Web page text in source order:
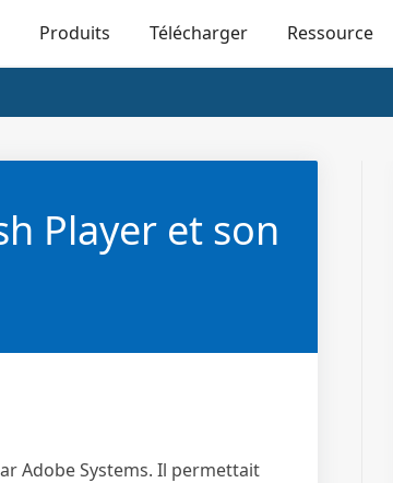
Produits Télécharger Ressource
Player et son
Adobe Systems. Il permettait